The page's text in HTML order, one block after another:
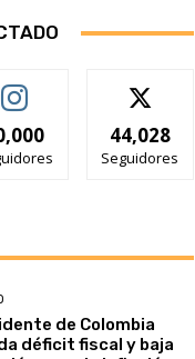
44,028
Seguidores
de Colombia
déficit fiscal y baja